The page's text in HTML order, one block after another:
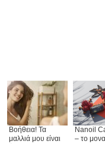
Βοήθεια! Τα
μαλλιά μου είναι
Nanoil
– το